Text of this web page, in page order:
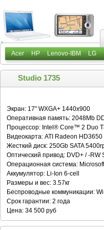
Acer HP Lenovo-IBM LG
Studio 1735
Экран: 17" WXGA+ 1440x900
Оперативная память: 2048Mb
Процессор: Intel® Core™ 2 Duo
Видеокарта: ATI Radeon
Жесткий диск: 250Gb SATA
Оптический привод: DVD+ / -RW
Операционная система:
Аккумулятор: Li-Ion 6-cell
Размеры и вес: 3.57кг
Беспроводные коммуникации:
Срок гарантии: 2 года
Цена: 34 500 руб